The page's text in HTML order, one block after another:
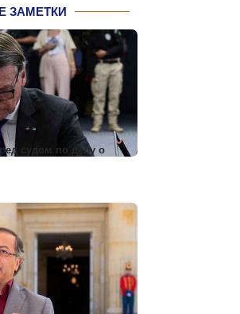
ЗАМЕТКИ
судом по делу о